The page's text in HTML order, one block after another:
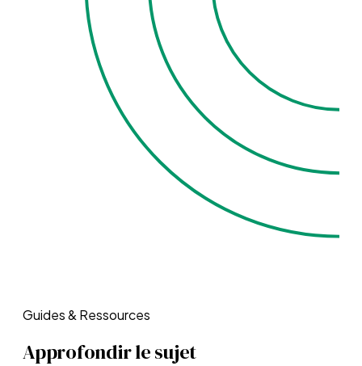
Guides & Ressources
Approfondir le sujet